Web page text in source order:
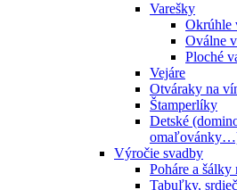
Varešky
Okrúhle
Oválne
Ploché
Vejáre
Otváraky na
Štamperlíky
Detské
Výročie svadby
Poháre a
Tabuľky,